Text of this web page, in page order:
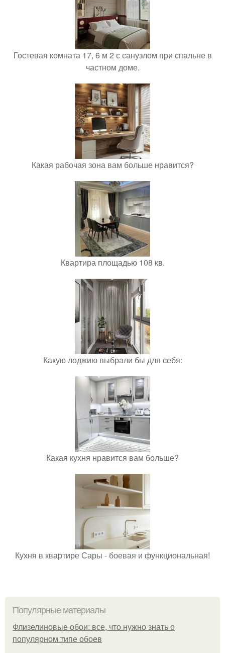
Гостевая комната 17, 6 м 2 с санузлом при спальне в
частном доме.
Какая рабочая зона вам больше нравится?
Квартира площадью 108 кв.
Какую лоджию выбрали бы для себя:
Какая кухня нравится вам больше?
Кухня в квартире Сары - боевая и функциональная!
Популярные материалы
Флизелиновые обои: все, что нужно знать о
популярном типе обоев